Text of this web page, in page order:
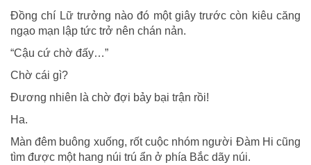
Đồng chí Lữ trưởng nào đó một giây trước còn kiêu căng
ngạo mạn lập tức trở nên chán nản.
“Cậu cứ chờ đấy…”
Chờ cái gì?
Đương nhiên là chờ đợi bảy bại trận rồi!
Ha.
Màn đêm buông xuống, rốt cuộc nhóm người Đàm Hi cũng
tìm được một hang núi trú ẩn ở phía Bắc dãy núi.